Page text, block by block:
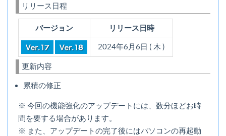
リリース日程
バージョン リリース日時
2024年6月6日 ( 木 )
更新内容
累積の修正
※ 今回の機能強化のアップデートには、数分ほどお時
間を要する場合があります。
※ また、アップデートの完了後にはパソコンの再起動